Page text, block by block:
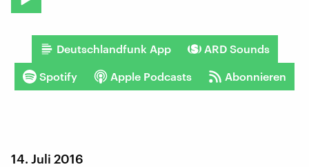
Deutschlandfunk App ARD Sounds
Spotify Apple Podcasts Abonnieren
14. Juli 2016